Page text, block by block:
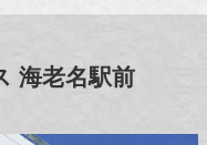
海老名駅前